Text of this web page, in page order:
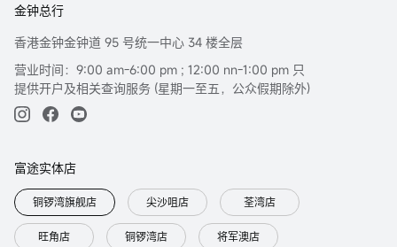
金钟总行
香港金钟金钟道 95 号统一中心 34 楼全层
营业时间：9:00 am-6:00 pm ; 12:00 nn-1:00 pm 只
提供开户及相关查询服务 (星期一至五，公众假期除外)
富途实体店
铜锣湾旗舰店 尖沙咀店 荃湾店
旺角店 铜锣湾店 将军澳店